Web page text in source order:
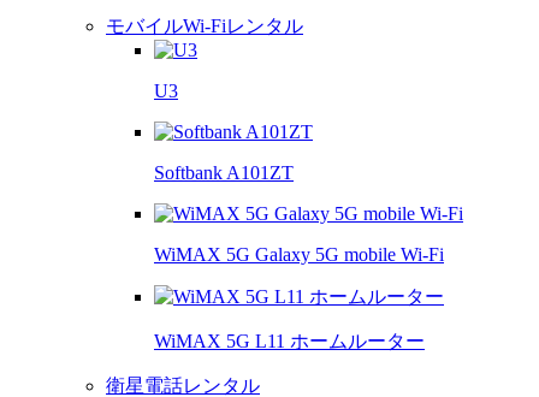
モバイルWi-Fiレンタル
U3
Softbank A101ZT
WiMAX 5G Galaxy 5G mobile Wi-Fi
WiMAX 5G L11 ホームルーター
衛星電話レンタル